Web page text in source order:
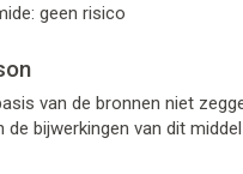
geen risico
van de bronnen niet
de bijwerkingen van dit